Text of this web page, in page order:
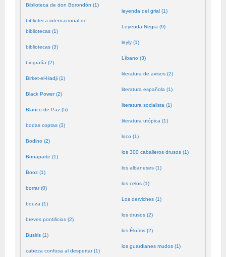
Biblioteca de don Borondón (1)
biblioteca internacional de
bibliotecas (1)
bibliotecas (3)
biografía (2)
Birket-el-Hadji (1)
Black Power (2)
Blanco de Paz (5)
bodas coptas (3)
Bodino (2)
Bonaparte (1)
Booz (1)
borrar (0)
bouza (1)
breves pontificios (2)
Busiris (1)
cabeza confusa al despertar (1)
leyenda del grial (1)
Leyenda Negra (9)
leyly (1)
Líbano (3)
literatura de avisos (2)
literatura española (1)
literatura socialista (1)
literatura utópica (1)
loco (1)
los 300 caballeros drusos (1)
los albaneses (1)
los celos (1)
Los derviches (1)
los drusos (2)
los Éloïms (2)
los guardianes mudos (1)